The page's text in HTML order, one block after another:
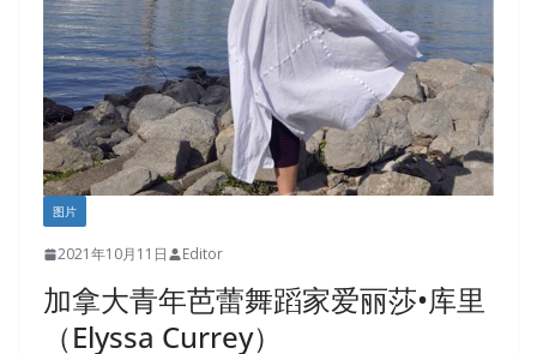
图片
2021年10月11日 Editor
加拿大青年芭蕾舞蹈家爱丽莎•库里
（Elyssa Currey）